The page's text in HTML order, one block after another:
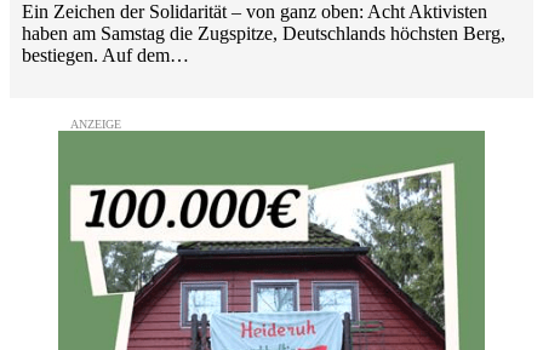
Ein Zeichen der Solidarität – von ganz oben: Acht Aktivisten
haben am Samstag die Zugspitze, Deutschlands höchsten Berg,
bestiegen. Auf dem…